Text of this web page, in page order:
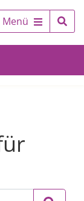
Menü